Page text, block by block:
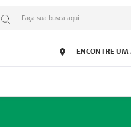
Faça sua busca aqui
ENCONTRE UM